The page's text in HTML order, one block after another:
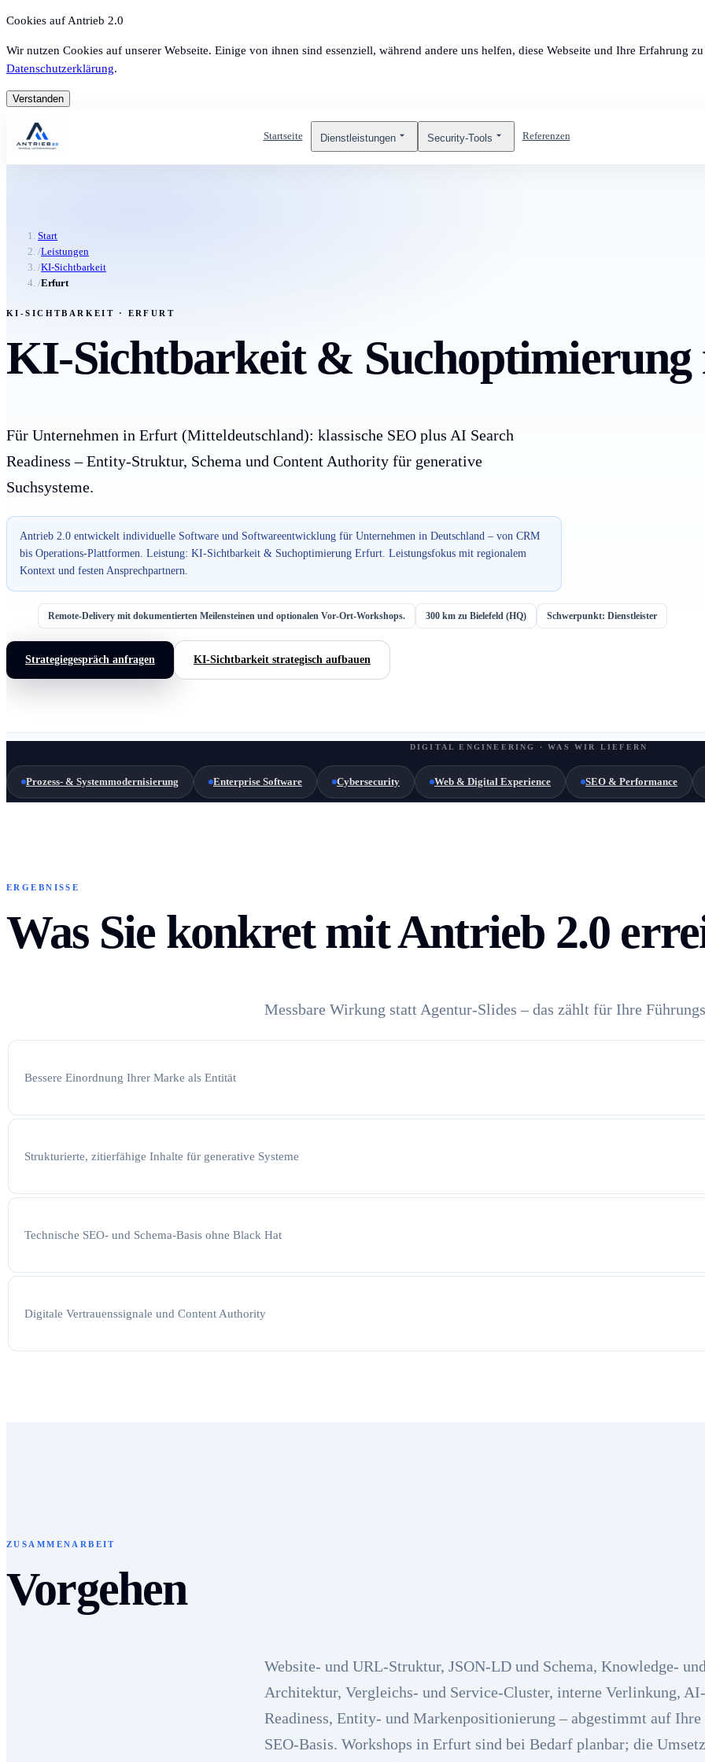
Cookies auf Antrieb 2.0
Wir nutzen Cookies auf unserer Webseite. Einige von ihnen sind essenziell, während andere uns helfen, diese Webseite und Ihre Erfahrung
Datenschutzerklärung.
Verstanden
Startseite Dienstleistungen Security-Tools Referenzen
Start
/Leistungen
/KI-Sichtbarkeit
/Erfurt
KI-SICHTBARKEIT · ERFURT
KI-Sichtbarkeit &
Für Unternehmen in Erfurt (Mitteldeutschland): klassische SEO plus AI Search
Readiness – Entity-Struktur, Schema und Content Authority für generative
Suchsysteme.
Antrieb 2.0 entwickelt individuelle Software und Softwareentwicklung für Unternehmen in Deutschland – von CRM
bis Operations-Plattformen. Leistung: KI-Sichtbarkeit & Suchoptimierung Erfurt. Leistungsfokus mit regionalem
Kontext und festen Ansprechpartnern.
Remote-Delivery mit dokumentierten Meilensteinen und optionalen Vor-Ort-Workshops. 300 km zu Bielefeld (HQ) Schwerpunkt: Dienstleister
Strategiegespräch anfragen KI-Sichtbarkeit strategisch aufbauen
DIGITAL ENGINEERING · WAS WIR LIEFERN
Prozess- & Systemmodernisierung Enterprise Software Cybersecurity Web & Digital Experience SEO & Performance
ERGEBNISSE
Was Sie konkret mit Antrieb 2.0
Messbare Wirkung statt Agentur-Slides – das zählt für Ihre
Bessere Einordnung Ihrer Marke als Entität
Strukturierte, zitierfähige Inhalte für generative Systeme
Technische SEO- und Schema-Basis ohne Black Hat
Digitale Vertrauenssignale und Content Authority
ZUSAMMENARBEIT
Vorgehen
Website- und URL-Struktur, JSON-LD und Schema, Knowledge-
Architektur, Vergleichs- und Service-Cluster, interne Verlinkung,
Readiness, Entity- und Markenpositionierung – abgestimmt auf Ihre
SEO-Basis. Workshops in Erfurt sind bei Bedarf planbar; die